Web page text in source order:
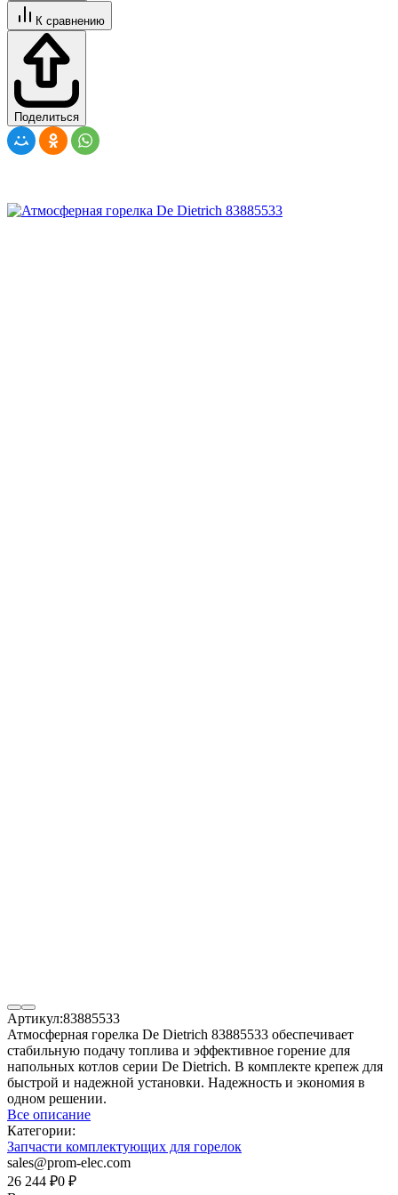
К сравнению
Поделиться
Артикул:83885533
Атмосферная горелка De Dietrich 83885533 обеспечивает
стабильную подачу топлива и эффективное горение для
напольных котлов серии De Dietrich. В комплекте крепеж для
быстрой и надежной установки. Надежность и экономия в
одном решении.
Все описание
Категории:
Запчасти комплектующих для горелок
sales@prom-elec.com
26 244 ₽0 ₽